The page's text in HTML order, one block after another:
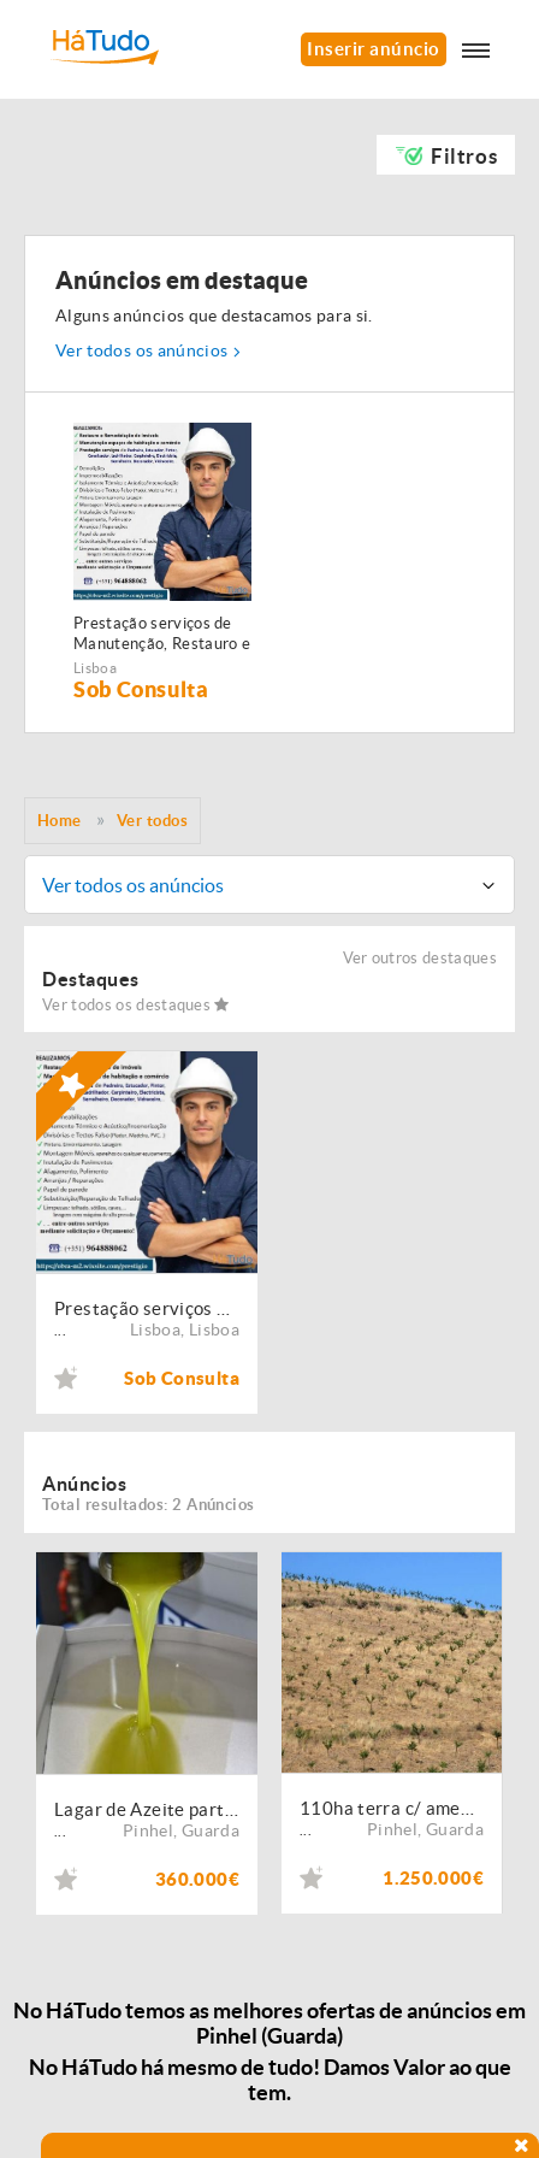
Inserir anúncio
Filtros
Anúncios em destaque
Alguns anúncios que destacamos para si.
Ver todos os anúncios
Prestação serviços de
Manutenção, Restauro e
Remodelação de
imóveis!
Lisboa
Sob Consulta
Home Ver todos
Ver todos os anúncios
Ver outros destaques
Destaques
Ver todos os destaques
Lisboa Lisboa
Sob Consulta
Anúncios
Total resultados: 2 Anúncios
Pinhel Guarda
360.000€
Pinhel Guarda
1.250.000€
No HáTudo temos as melhores ofertas de anúncios em
Pinhel (Guarda)
No HáTudo há mesmo de tudo! Damos Valor ao que
tem.